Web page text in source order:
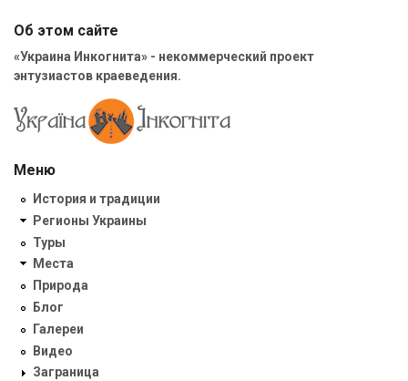
Об этом сайте
«Украина Инкогнита» - некоммерческий проект
энтузиастов краеведения.
Меню
История и традиции
Регионы Украины
Туры
Места
Природа
Блог
Галереи
Видео
Заграница